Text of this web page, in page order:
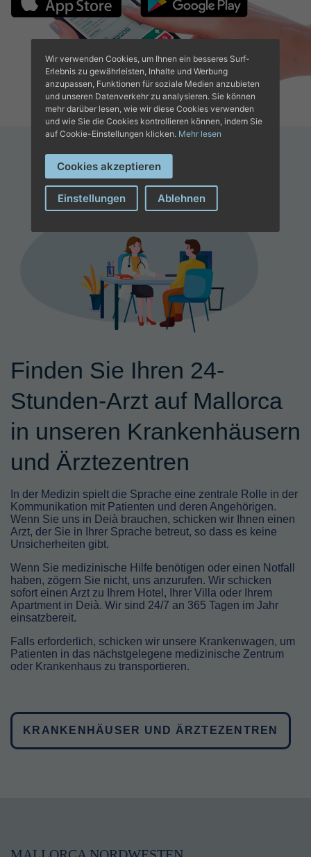
Finden Sie Ihren 24-
Stunden-Arzt auf Mallorca
in unseren Krankenhäusern
und Ärztezentren
In der Medizin spielt die Sprache eine zentrale Rolle in der
Kommunikation mit Patienten und deren Angehörigen.
Wenn Sie uns in Deià brauchen, schicken wir Ihnen einen
Arzt, der Sie in Ihrer Sprache betreut, so dass es keine
Unsicherheiten gibt.
Wenn Sie medizinische Hilfe benötigen oder einen Notfall
haben, zögern Sie nicht, uns anzurufen. Wir schicken
sofort einen Arzt zu Ihrem Hotel, Ihrer Villa oder Ihrem
Apartment in Deià. Wir sind 24/7 an 365 Tagen im Jahr
einsatzbereit.
Falls erforderlich, schicken wir unsere Krankenwagen, um
Patienten in das nächstgelegene medizinische Zentrum
oder Krankenhaus zu transportieren.
KRANKENHÄUSER UND ÄRZTEZENTREN
Wir verwenden Cookies, um Ihnen ein besseres Surf-
Erlebnis zu gewährleisten, Inhalte und Werbung
anzupassen, Funktionen für soziale Medien anzubieten
und unseren Datenverkehr zu analysieren. Sie können
mehr darüber lesen, wie wir diese Cookies verwenden
und wie Sie die Cookies kontrollieren können, indem Sie
auf Cookie-Einstellungen klicken. Mehr lesen
Cookies akzeptieren
Einstellungen Ablehnen